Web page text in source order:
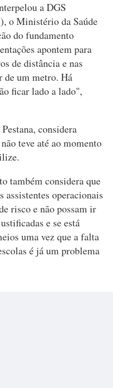
a DGS
o Ministério da Saúde
do fundamento
apontem para
de distância e nas
de um metro. Há
ficar lado a lado",
considera
teve até ao momento
também considera que
assistentes operacionais
risco e não possam ir
e se está
uma vez que a falta
é já um problema